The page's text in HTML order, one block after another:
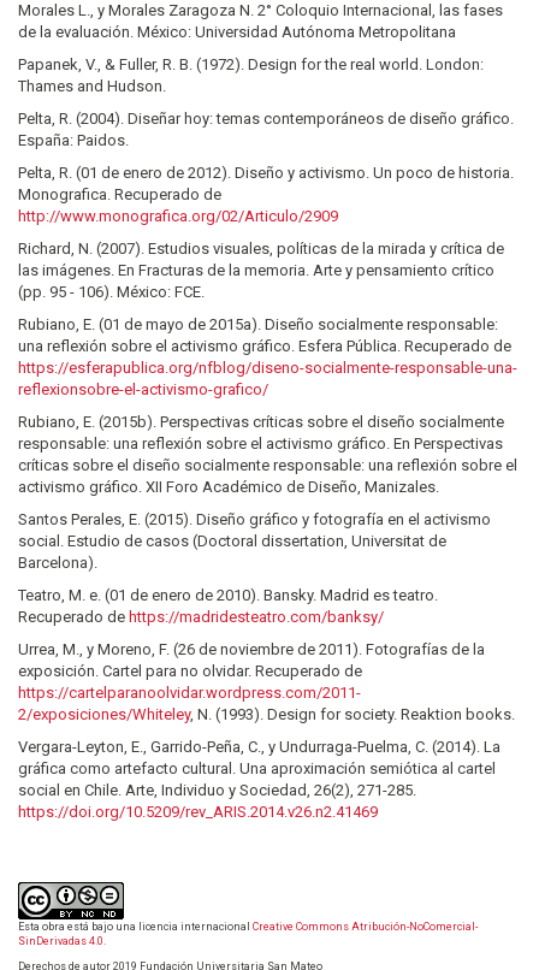
Morales L., y Morales Zaragoza N. 2° Coloquio Internacional, las fases
de la evaluación. México: Universidad Autónoma Metropolitana
Papanek, V., & Fuller, R. B. (1972). Design for the real world. London:
Thames and Hudson.
Pelta, R. (2004). Diseñar hoy: temas contemporáneos de diseño gráfico.
España: Paidos.
Pelta, R. (01 de enero de 2012). Diseño y activismo. Un poco de historia.
Monografica. Recuperado de
http://www.monografica.org/02/Articulo/2909
Richard, N. (2007). Estudios visuales, políticas de la mirada y crítica de
las imágenes. En Fracturas de la memoria. Arte y pensamiento crítico
(pp. 95 - 106). México: FCE.
Rubiano, E. (01 de mayo de 2015a). Diseño socialmente responsable:
una reflexión sobre el activismo gráfico. Esfera Pública. Recuperado de
https://esferapublica.org/nfblog/diseno-socialmente-responsable-una-
reflexionsobre-el-activismo-grafico/
Rubiano, E. (2015b). Perspectivas críticas sobre el diseño socialmente
responsable: una reflexión sobre el activismo gráfico. En Perspectivas
críticas sobre el diseño socialmente responsable: una reflexión sobre el
activismo gráfico. XII Foro Académico de Diseño, Manizales.
Santos Perales, E. (2015). Diseño gráfico y fotografía en el activismo
social. Estudio de casos (Doctoral dissertation, Universitat de
Barcelona).
Teatro, M. e. (01 de enero de 2010). Bansky. Madrid es teatro.
Recuperado de https://madridesteatro.com/banksy/
Urrea, M., y Moreno, F. (26 de noviembre de 2011). Fotografías de la
exposición. Cartel para no olvidar. Recuperado de
https://cartelparanoolvidar.wordpress.com/2011-
2/exposiciones/Whiteley, N. (1993). Design for society. Reaktion books.
Vergara-Leyton, E., Garrido-Peña, C., y Undurraga-Puelma, C. (2014). La
gráfica como artefacto cultural. Una aproximación semiótica al cartel
social en Chile. Arte, Individuo y Sociedad, 26(2), 271-285.
https://doi.org/10.5209/rev_ARIS.2014.v26.n2.41469
Esta obra está bajo una licencia internacional Creative Commons Atribución-NoComercial-
SinDerivadas 4.0.
Derechos de autor 2019 Fundación Universitaria San Mateo